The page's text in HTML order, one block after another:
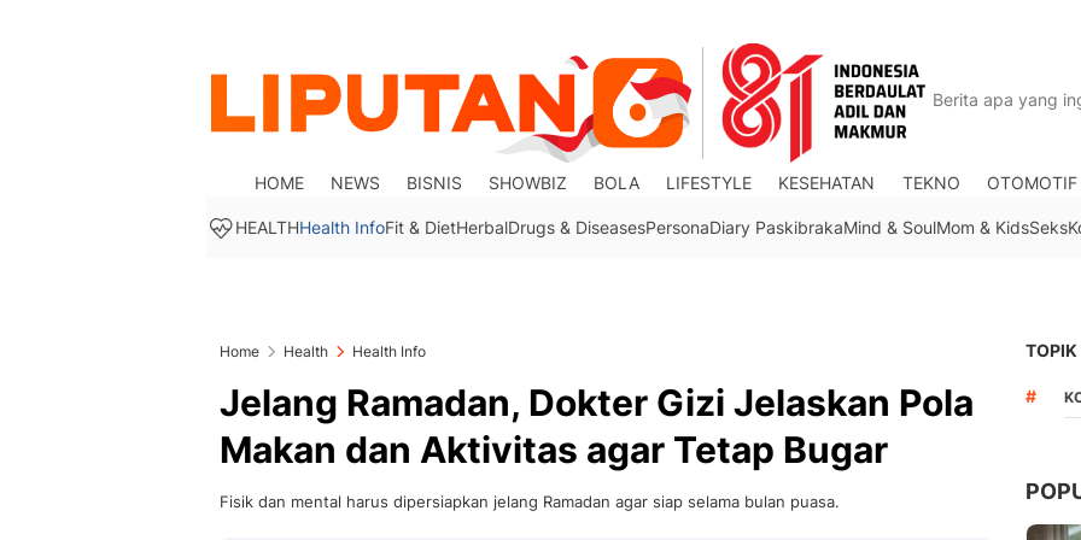
HOME NEWS BISNIS SHOWBIZ BOLA LIFESTYLE KESEHATAN TEKNO OTOMOTIF
HEALTHHealth InfoFit & DietHerbalDrugs & DiseasesPersonaDiary PaskibrakaMind & SoulMom & KidsSeks
Home Health Health Info
Jelang Ramadan, Dokter Gizi Jelaskan Pola
Makan dan Aktivitas agar Tetap Bugar
Fisik dan mental harus dipersiapkan jelang Ramadan agar siap selama bulan puasa.
TOPIK
#